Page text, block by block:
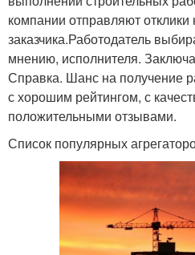
компании отправляют отклики
заказчика.Работодатель
мнению, исполнителя.
Справка. Шанс на получение
с хорошим рейтингом, с
положительными отзывами.
Список популярных